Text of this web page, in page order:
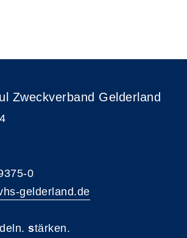
Zweckverband Gelderland
0
gelderland.de
stärken.